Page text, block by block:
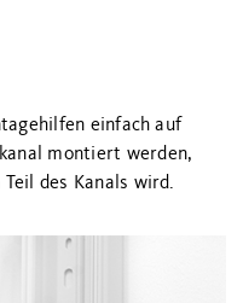
einfach auf
montiert werden,
des Kanals wird.